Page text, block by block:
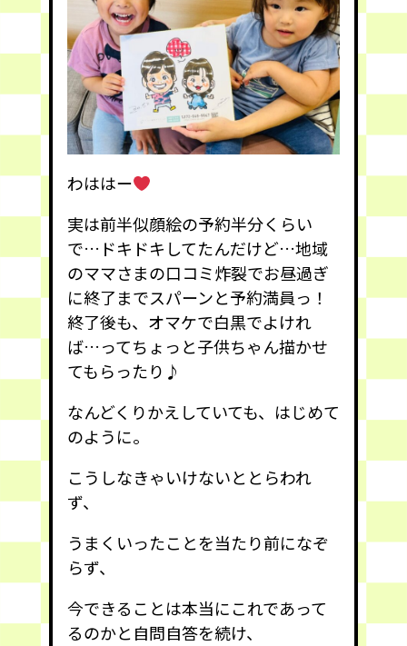
わははー
実は前半似顔絵の予約半分くらい
で…ドキドキしてたんだけど…地域
のママさまの口コミ炸裂でお昼過ぎ
に終了までスパーンと予約満員っ！
終了後も、オマケで白黒でよけれ
ば…ってちょっと子供ちゃん描かせ
てもらったり♪
なんどくりかえしていても、はじめて
のように。
こうしなきゃいけないととらわれ
ず、
うまくいったことを当たり前になぞ
らず、
今できることは本当にこれであって
るのかと自問自答を続け、